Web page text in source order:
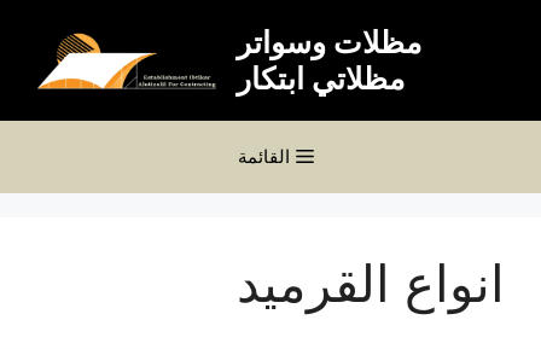
مظلات وسواتر
مظلاتي ابتكار
القائمة
انواع القرميد